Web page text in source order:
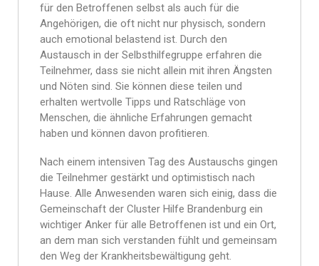
für den Betroffenen selbst als auch für die
Angehörigen, die oft nicht nur physisch, sondern
auch emotional belastend ist. Durch den
Austausch in der Selbsthilfegruppe erfahren die
Teilnehmer, dass sie nicht allein mit ihren Ängsten
und Nöten sind. Sie können diese teilen und
erhalten wertvolle Tipps und Ratschläge von
Menschen, die ähnliche Erfahrungen gemacht
haben und können davon profitieren.
Nach einem intensiven Tag des Austauschs gingen
die Teilnehmer gestärkt und optimistisch nach
Hause. Alle Anwesenden waren sich einig, dass die
Gemeinschaft der Cluster Hilfe Brandenburg ein
wichtiger Anker für alle Betroffenen ist und ein Ort,
an dem man sich verstanden fühlt und gemeinsam
den Weg der Krankheitsbewältigung geht.